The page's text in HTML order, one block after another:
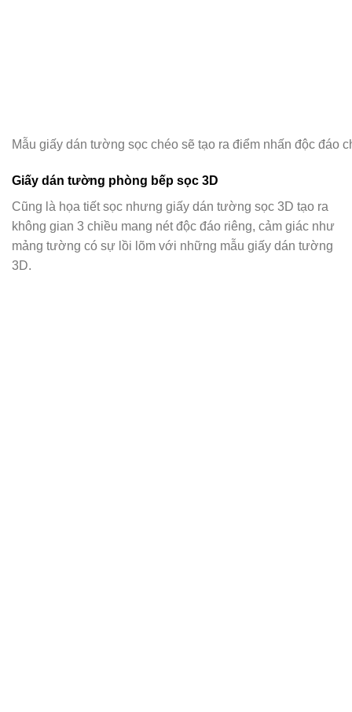
Mẫu giấy dán tường sọc chéo sẽ tạo ra điểm nhấn độc đáo
Giấy dán tường phòng bếp sọc 3D
Cũng là họa tiết sọc nhưng giấy dán tường sọc 3D tạo ra
không gian 3 chiều mang nét độc đáo riêng, cảm giác như
mảng tường có sự lồi lõm với những mẫu giấy dán tường
3D.